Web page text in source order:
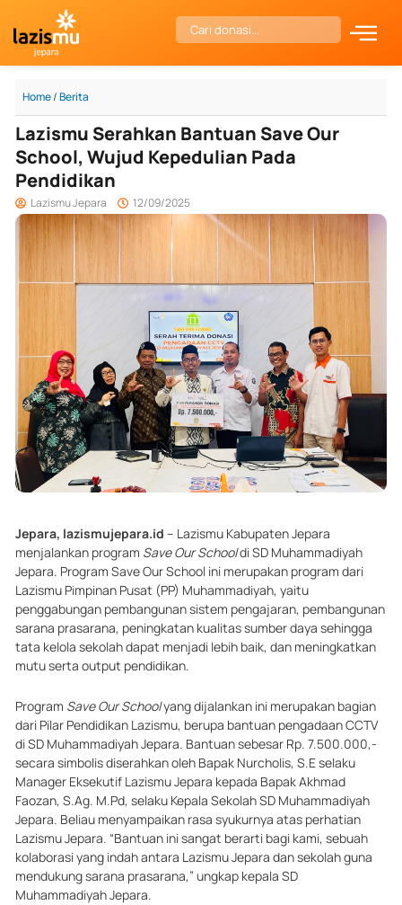
content
Search
Home/Berita
Lazismu Serahkan Bantuan Save Our
School, Wujud Kepedulian Pada
Pendidikan
Lazismu Jepara 12/09/2025
Jepara, lazismujepara.id – Lazismu Kabupaten Jepara
menjalankan program Save Our Schooldi SD Muhammadiyah
Jepara. Program Save Our School ini merupakan program dari
Lazismu Pimpinan Pusat (PP) Muhammadiyah, yaitu
penggabungan pembangunan sistem pengajaran, pembangunan
sarana prasarana, peningkatan kualitas sumber daya sehingga
tata kelola sekolah dapat menjadi lebih baik, dan meningkatkan
mutu serta output pendidikan.
Program Save Our Schoolyang dijalankan ini merupakan bagian
dari Pilar Pendidikan Lazismu, berupa bantuan pengadaan CCTV
di SD Muhammadiyah Jepara. Bantuan sebesar Rp. 7.500.000,-
secara simbolis diserahkan oleh Bapak Nurcholis, S.E selaku
Manager Eksekutif Lazismu Jepara kepada Bapak Akhmad
Faozan, S.Ag. M.Pd, selaku Kepala Sekolah SD Muhammadiyah
Jepara. Beliau menyampaikan rasa syukurnya atas perhatian
Lazismu Jepara. “Bantuan ini sangat berarti bagi kami, sebuah
kolaborasi yang indah antara Lazismu Jepara dan sekolah guna
mendukung sarana prasarana,” ungkap kepala SD
Muhammadiyah Jepara.